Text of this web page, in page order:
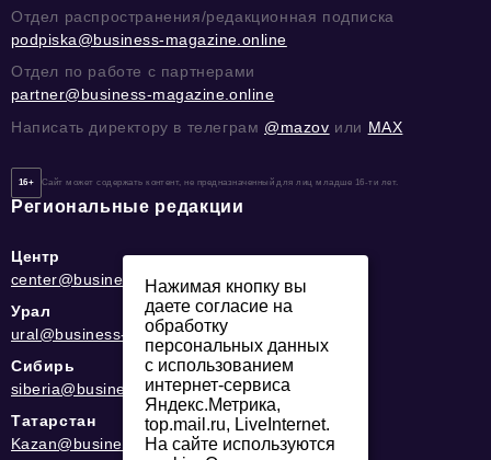
Отдел распространения/редакционная подписка
podpiska@business-magazine.online
Отдел по работе с партнерами
partner@business-magazine.online
Написать директору в телеграм @mazov или MAX
16+ Сайт может содержать контент, не предназначенный для лиц младше 16-ти лет.
Региональные редакции
Центр
center@business-magazine.online
Урал
ural@business-magazine.online
Сибирь
siberia@business-magazine.online
Татарстан
Kazan@business-magazine.online
Нажимая кнопку вы
даете согласие на
обработку
персональных данных
с использованием
интернет-сервиса
Яндекс.Метрика,
top.mail.ru, LiveInternet.
На сайте используются